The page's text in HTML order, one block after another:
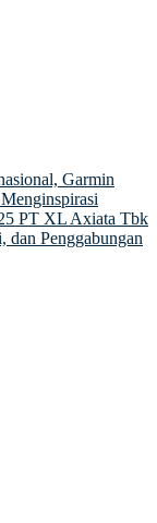
Garmin
PT XL Axiata Tbk
dan Penggabungan